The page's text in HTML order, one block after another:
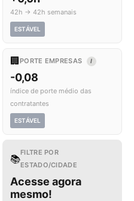
42h → 42h semanais
ESTÁVEL
🏢 PORTE EMPRESAS I
-0,08
índice de porte médio das
contratantes
ESTÁVEL
📚
FILTRE POR
ESTADO/CIDADE
Acesse agora
mesmo!